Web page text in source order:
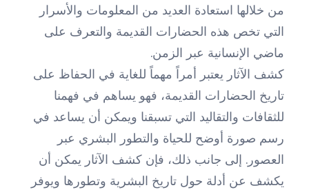
من خلالها استعادة العديد من المعلومات والأسرار
التي تخص هذه الحضارات القديمة والتعرف على
ماضي الإنسانية عبر الزمن.
كشف الآثار يعتبر أمراً مهماً للغاية في الحفاظ على
تاريخ الحضارات القديمة، فهو يساهم في فهمنا
للثقافات والتقاليد التي تسبقنا ويمكن أن يساعد في
رسم صورة أوضح للحياة والتطور البشري عبر
العصور. إلى جانب ذلك، فإن كشف الآثار يمكن أن
يكشف عن أدلة حول تاريخ البشرية وتطورها ويوفر